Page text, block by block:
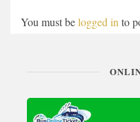
You must belogged in to